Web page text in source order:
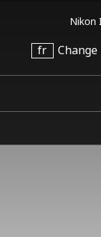
Nikon
fr Change